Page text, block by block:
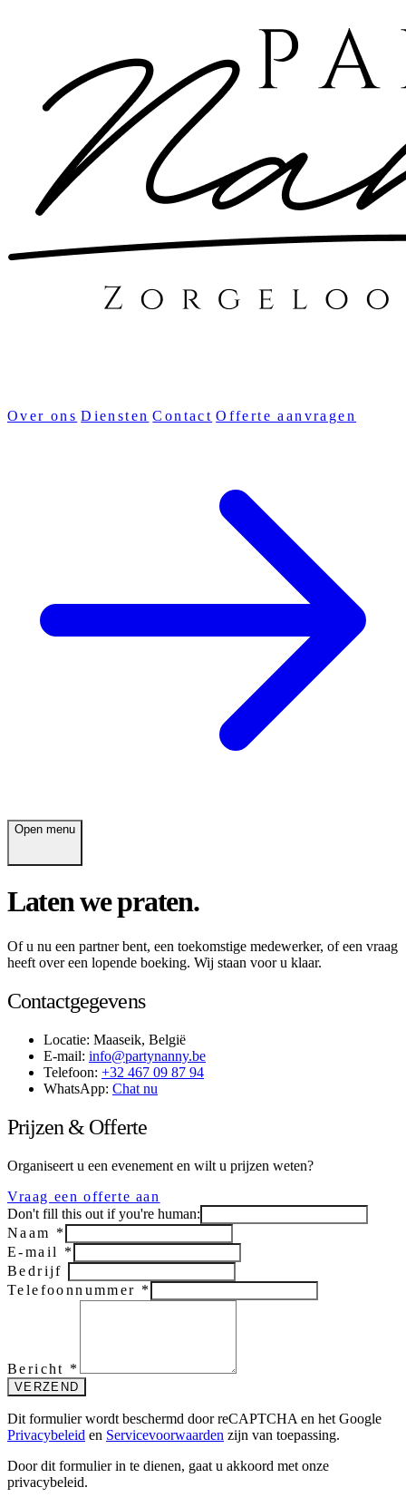
Over ons Diensten Contact Offerte aanvragen
Open menu
Laten we praten.
Of u nu een partner bent, een toekomstige medewerker, of een vraag
heeft over een lopende boeking. Wij staan voor u klaar.
Contactgegevens
Locatie: Maaseik, België
E-mail: info@partynanny.be
Telefoon: +32 467 09 87 94
WhatsApp: Chat nu
Prijzen & Offerte
Organiseert u een evenement en wilt u prijzen weten?
Vraag een offerte aan
Don't fill this out if you're human:
Naam *
E-mail
*
Bedrijf
Telefoonnummer *
Bericht *
VERZEND
Dit formulier wordt beschermd door reCAPTCHA en het Google
Privacybeleid en Servicevoorwaarden zijn van toepassing.
Door dit formulier in te dienen, gaat u akkoord met onze
privacybeleid.